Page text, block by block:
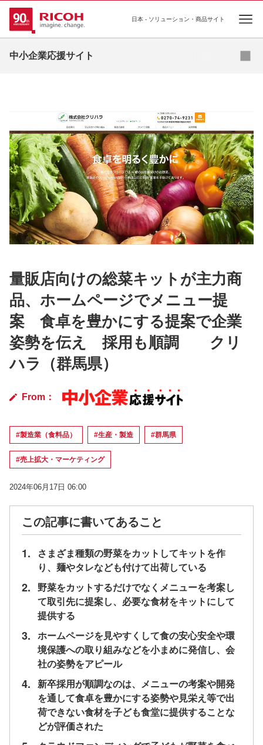
Open
日本 - ソリューション・商品サイト
中小企業応援サイト
コラム
お役立ち資料
セミナー
お問い合わせ
量販店向けの総菜キットが主力商
品、ホームページでメニュー提
案 食卓を豊かにする提案で企業
姿勢を伝え 採用も順調 クリ
ハラ（群馬県）
From：
#製造業（食料品） #生産・製造 #群馬県
#売上拡大・マーケティング
2024年06月17日 06:00
この記事に書いてあること
1.
さまざま種類の野菜をカットしてキットを作
り、麺やタレなども付けて出荷している
2.
野菜をカットするだけでなくメニューを考案し
て取引先に提案し、必要な食材をキットにして
提供する
3.
ホームページを見やすくして食の安心安全や環
境保護への取り組みなどを小まめに発信し、会
社の姿勢をアピール
4.
新卒採用が順調なのは、メニューの考案や開発
を通して食卓を豊かにする姿勢や見栄え等で出
荷できない食材を子ども食堂に提供することな
どが評価された